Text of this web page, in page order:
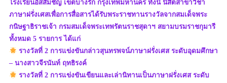
โรงเรียนอัสสัมชัญ เขตบางรัก กรุงเทพมหานคร ทั้งนี้ นิสิตสาขาวิชา
ภาษาฝรั่งเศสเพื่อการสื่อสารได้รับพระราชทานรางวัลจากสมเด็จพระ
กนิษฐาธิราชเจ้า กรมสมเด็จพระเทพรัตนราชสุดาฯ สยามบรมราชกุมารี
ทั้งหมด 5 รายการ ได้แก่
รางวัลที่ 2 การแข่งขันกล่าวสุนทรพจน์ภาษาฝรั่งเศส ระดับอุดมศึกษา
– นางสาวจีรนันท์ ฤทธิรงค์
รางวัลที่ 2 การแข่งขันเขียนและเล่านิทานเป็นภาษาฝรั่งเศส ระดับ